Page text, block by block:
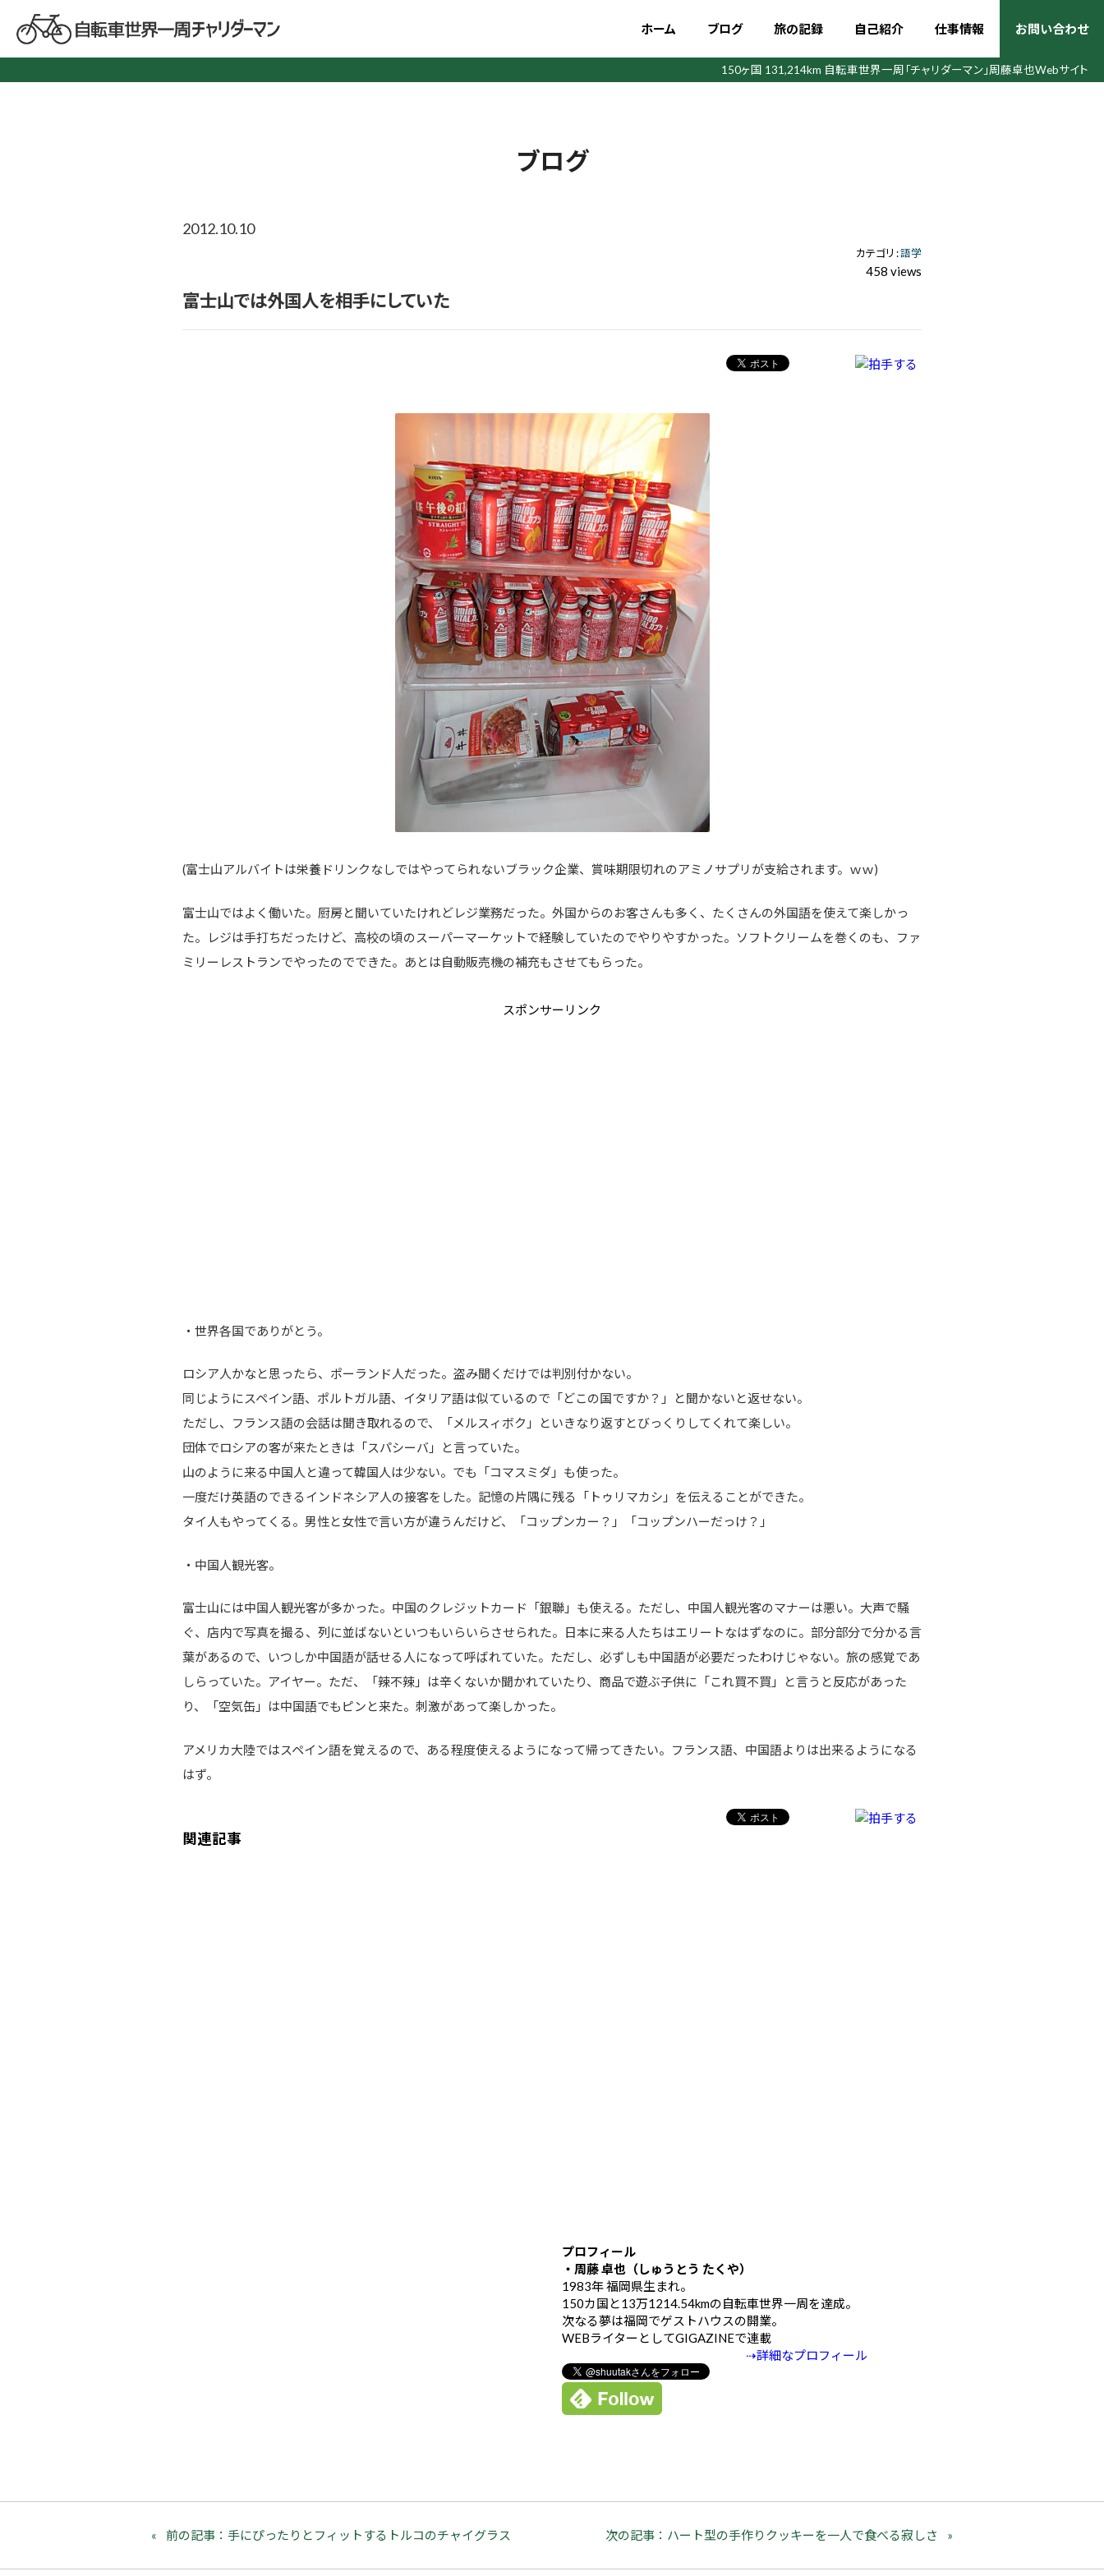
ホーム ブログ 旅の記録 自己紹介 仕事情報 お問い合わせ
150ヶ国 131,214km 自転車世界一周 「チャリダーマン」周藤卓也Webサイト
ブログ
2012.10.10
カテゴリ :語学
458 views
富士山では外国人を相手にしていた
(富士山アルバイトは栄養ドリンクなしではやってられないブラック企業、賞味期限切れのアミノサプリが支給されます。ｗｗ)
富士山ではよく働いた。厨房と聞いていたけれどレジ業務だった。外国からのお客さんも多く、たくさんの外国語を使えて楽しかっ
た。レジは手打ちだったけど、高校の頃のスーパーマーケットで経験していたのでやりやすかった。ソフトクリームを巻くのも、ファ
ミリーレストランでやったのでできた。あとは自動販売機の補充もさせてもらった。
スポンサーリンク
・世界各国でありがとう。
ロシア人かなと思ったら、ポーランド人だった。盗み聞くだけでは判別付かない。
同じようにスペイン語、ポルトガル語、イタリア語は似ているので「どこの国ですか？」と聞かないと返せない。
ただし、フランス語の会話は聞き取れるので、「メルスィボク」といきなり返すとびっくりしてくれて楽しい。
団体でロシアの客が来たときは「スパシーバ」と言っていた。
山のように来る中国人と違って韓国人は少ない。でも「コマスミダ」も使った。
一度だけ英語のできるインドネシア人の接客をした。記憶の片隅に残る「トゥリマカシ」を伝えることができた。
タイ人もやってくる。男性と女性で言い方が違うんだけど、「コップンカー？」「コップンハーだっけ？」
・中国人観光客。
富士山には中国人観光客が多かった。中国のクレジットカード「銀聯」も使える。ただし、中国人観光客のマナーは悪い。大声で騒
ぐ、店内で写真を撮る、列に並ばないといつもいらいらさせられた。日本に来る人たちはエリートなはずなのに。部分部分で分かる言
葉があるので、いつしか中国語が話せる人になって呼ばれていた。ただし、必ずしも中国語が必要だったわけじゃない。旅の感覚であ
しらっていた。アイヤー。ただ、「辣不辣」は辛くないか聞かれていたり、商品で遊ぶ子供に「これ買不買」と言うと反応があった
り、「空気缶」は中国語でもピンと来た。刺激があって楽しかった。
アメリカ大陸ではスペイン語を覚えるので、ある程度使えるようになって帰ってきたい。フランス語、中国語よりは出来るようになる
はず。
関連記事
プロフィール
・周藤 卓也（しゅうとう たくや）
1983年 福岡県生まれ。
150カ国と13万1214.54kmの自転車世界一周を達成。
次なる夢は福岡でゲストハウスの開業。
WEBライターとしてGIGAZINEで連載
⇢詳細なプロフィール
前の記事：手にぴったりとフィットするトルコのチャイグラス 次の記事：ハート型の手作りクッキーを一人で食べる寂しさ